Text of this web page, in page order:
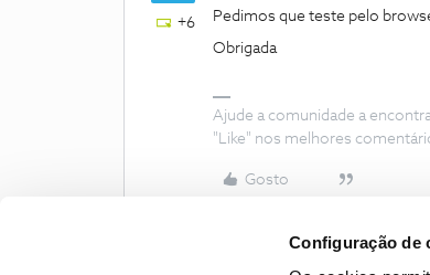
Configuração de
+6 Pedimos que teste pelo
Obrigada
Ajude a comunidade a
"Like" nos melhores
Gosto